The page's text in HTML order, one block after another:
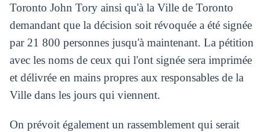
Toronto John Tory ainsi qu'à la Ville de Toronto
demandant que la décision soit révoquée a été signée
par 21 800 personnes jusqu'à maintenant. La pétition
avec les noms de ceux qui l'ont signée sera imprimée
et délivrée en mains propres aux responsables de la
Ville dans les jours qui viennent.
On prévoit également un rassemblement qui serait